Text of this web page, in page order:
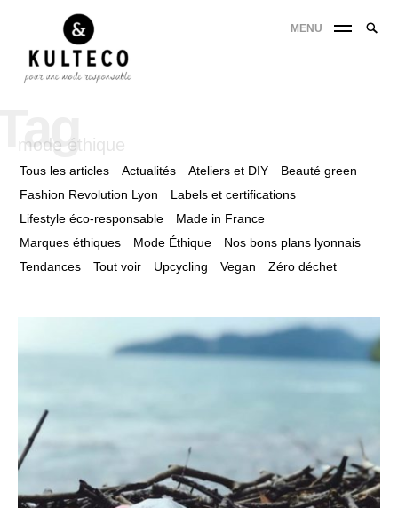
MENU
mode éthique
Tous les articles Actualités Ateliers et DIY
Beauté green
Fashion Revolution Lyon
Labels et certifications
Lifestyle éco-responsable
Made in France
Marques éthiques
Mode Éthique
Nos bons plans lyonnais
Tendances
Tout voir Upcycling Vegan Zéro déchet